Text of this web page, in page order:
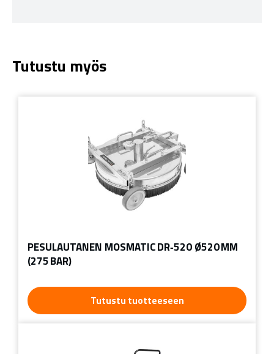
Tutustu myös
PESULAUTANEN MOSMATIC DR‑520 Ø520 MM
(275 BAR)
Tutustu tuotteeseen